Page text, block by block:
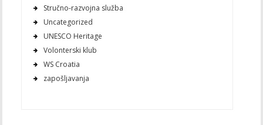
Stručno-razvojna služba
Uncategorized
UNESCO Heritage
Volonterski klub
WS Croatia
zapošljavanja